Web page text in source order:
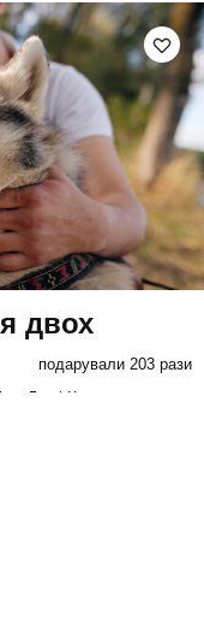
двох
подарували 203 рази
«Домі Каюра» на